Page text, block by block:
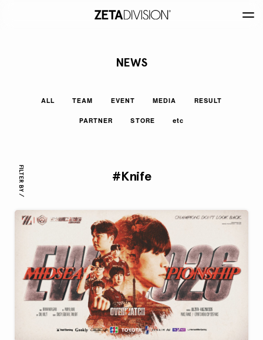
NEWS
ALL TEAM EVENT MEDIA RESULT
PARTNER STORE etc
FILTER BY / #Knife